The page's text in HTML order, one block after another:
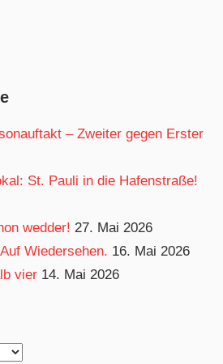
– Zweiter gegen Erster
St. Pauli in die Hafenstraße!
wedder! 27. Mai 2026
Wiedersehen. 16. Mai 2026
vier 14. Mai 2026